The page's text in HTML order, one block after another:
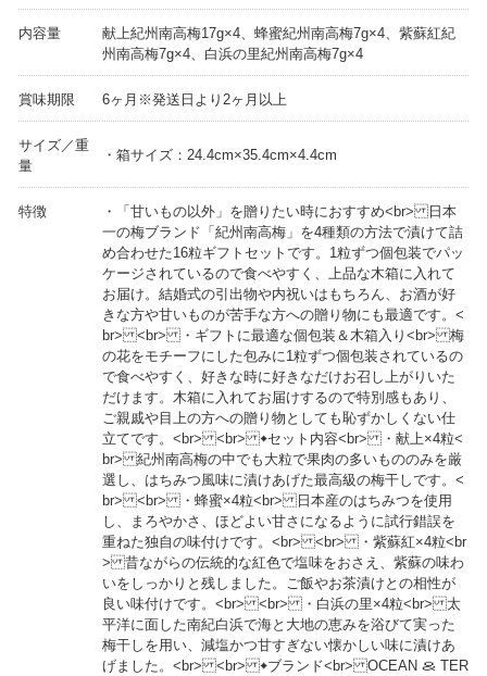
内容量
献上紀州南高梅17g×4、蜂蜜紀州南高梅7g×4、紫蘇紅紀
州南高梅7g×4、白浜の里紀州南高梅7g×4
賞味期限 6ヶ月※発送日より2ヶ月以上
サイズ／重
量
・箱サイズ：24.4cm×35.4cm×4.4cm
特徴
・「甘いもの以外」を贈りたい時におすすめ<br> 日本
一の梅ブランド「紀州南高梅」を4種類の方法で漬けて詰
め合わせた16粒ギフトセットです。1粒ずつ個包装でパッ
ケージされているので食べやすく、上品な木箱に入れて
お届け。結婚式の引出物や内祝いはもちろん、お酒が好
きな方や甘いものが苦手な方への贈り物にも最適です。<
br> <br> ・ギフトに最適な個包装＆木箱入り<br> 梅
の花をモチーフにした包みに1粒ずつ個包装されているの
で食べやすく、好きな時に好きなだけお召し上がりいた
だけます。木箱に入れてお届けするので特別感もあり、
ご親戚や目上の方への贈り物としても恥ずかしくない仕
立てです。<br> <br> ◆セット内容<br> ・献上×4粒<
br> 紀州南高梅の中でも大粒で果肉の多いもののみを厳
選し、はちみつ風味に漬けあげた最高級の梅干しです。<
br> <br> ・蜂蜜×4粒<br> 日本産のはちみつを使用
し、まろやかさ、ほどよい甘さになるように試行錯誤を
重ねた独自の味付けです。<br> <br> ・紫蘇紅×4粒<br
> 昔ながらの伝統的な紅色で塩味をおさえ、紫蘇の味わ
いをしっかりと残しました。ご飯やお茶漬けとの相性が
良い味付けです。<br> <br> ・白浜の里×4粒<br> 太
平洋に面した南紀白浜で海と大地の恵みを浴びて実った
梅干しを用い、減塩かつ甘すぎない懐かしい味に漬けあ
げました。<br> <br> ◆ブランド<br> OCEAN ＆ TER